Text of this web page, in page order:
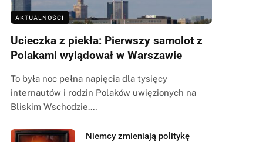
AKTUALNOŚCI
Ucieczka z piekła: Pierwszy samolot z
Polakami wylądował w Warszawie
To była noc pełna napięcia dla tysięcy
internautów i rodzin Polaków uwięzionych na
Bliskim Wschodzie.…
Niemcy zmieniają politykę